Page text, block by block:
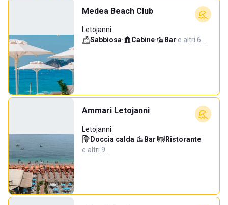
Medea Beach Club
Letojanni
Sabbiosa· Cabine· Bar·e altri 6…
Ammari Letojanni
Letojanni
Doccia calda· Bar· Ristorante·
e altri 9…